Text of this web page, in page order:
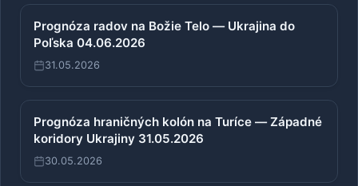
Prognóza radov na Božie Telo — Ukrajina do
Poľska 04.06.2026
31.05.2026
Prognóza hraničných kolón na Turíce — Západné
koridory Ukrajiny 31.05.2026
30.05.2026